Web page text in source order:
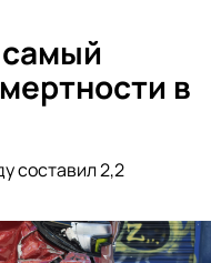
в
составил 2,2